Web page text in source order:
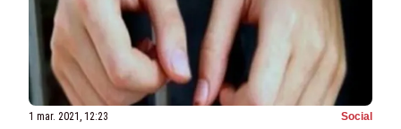
1 mar. 2021, 12:23 Social